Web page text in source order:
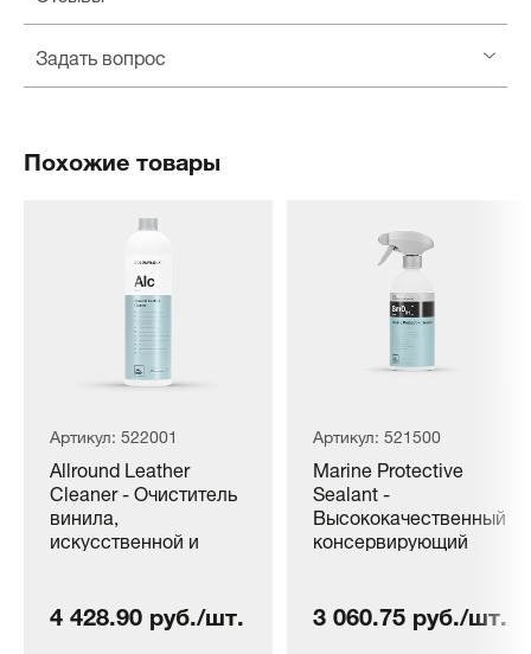
Задать вопрос
Похожие товары
Артикул: 522001
Allround Leather
Cleaner - Очиститель
винила,
искусственной и
натуральной кожи
(1 л)
4 428.90 руб./шт.
Артикул: 521500
Marine Protective
Sealant -
Высококачественный
консервирующий
спрей для катеров,
водных транспортных
средств (500 мл)
3 060.75 руб./шт.